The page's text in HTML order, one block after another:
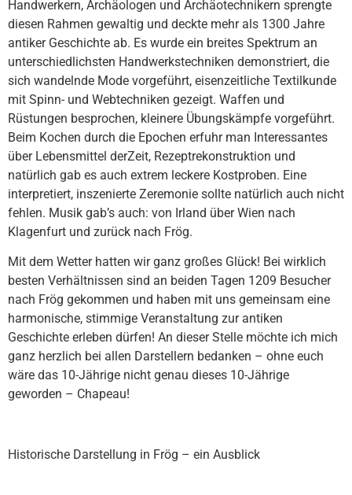
Handwerkern, Archäologen und Archäotechnikern sprengte
diesen Rahmen gewaltig und deckte mehr als 1300 Jahre
antiker Geschichte ab. Es wurde ein breites Spektrum an
unterschiedlichsten Handwerkstechniken demonstriert, die
sich wandelnde Mode vorgeführt, eisenzeitliche Textilkunde
mit Spinn- und Webtechniken gezeigt. Waffen und
Rüstungen besprochen, kleinere Übungskämpfe vorgeführt.
Beim Kochen durch die Epochen erfuhr man Interessantes
über Lebensmittel derZeit, Rezeptrekonstruktion und
natürlich gab es auch extrem leckere Kostproben. Eine
interpretiert, inszenierte Zeremonie sollte natürlich auch nicht
fehlen. Musik gab’s auch: von Irland über Wien nach
Klagenfurt und zurück nach Frög.
Mit dem Wetter hatten wir ganz großes Glück! Bei wirklich
besten Verhältnissen sind an beiden Tagen 1209 Besucher
nach Frög gekommen und haben mit uns gemeinsam eine
harmonische, stimmige Veranstaltung zur antiken
Geschichte erleben dürfen! An dieser Stelle möchte ich mich
ganz herzlich bei allen Darstellern bedanken – ohne euch
wäre das 10-Jährige nicht genau dieses 10-Jährige
geworden – Chapeau!
Historische Darstellung in Frög – ein Ausblick